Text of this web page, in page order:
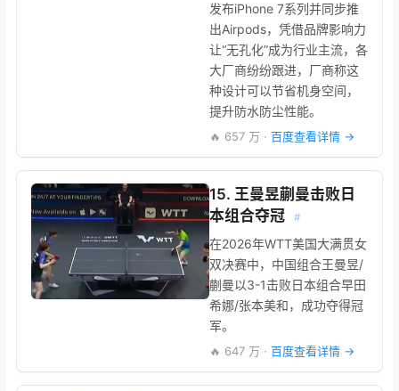
发布iPhone 7系列并同步推
出Airpods，凭借品牌影响力
让“无孔化”成为行业主流，各
大厂商纷纷跟进，厂商称这
种设计可以节省机身空间，
提升防水防尘性能。
🔥 657 万 · 百度查看详情 →
15. 王曼昱蒯曼击败日
本组合夺冠
#
在‌2026年WTT美国大满贯‌女
双决赛中，中国组合‌王曼昱/
蒯曼‌以‌3-1‌击败日本组合‌早田
希娜/张本美和‌，成功夺得冠
军。
🔥 647 万 · 百度查看详情 →